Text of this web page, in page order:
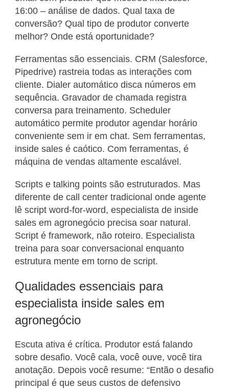
16:00 – análise de dados. Qual taxa de
conversão? Qual tipo de produtor converte
melhor? Onde está oportunidade?
Ferramentas são essenciais. CRM (Salesforce,
Pipedrive) rastreia todas as interações com
cliente. Dialer automático disca números em
sequência. Gravador de chamada registra
conversa para treinamento. Scheduler
automático permite produtor agendar horário
conveniente sem ir em chat. Sem ferramentas,
inside sales é caótico. Com ferramentas, é
máquina de vendas altamente escalável.
Scripts e talking points são estruturados. Mas
diferente de call center tradicional onde agente
lê script word-for-word, especialista de inside
sales em agronegócio precisa soar natural.
Script é framework, não roteiro. Especialista
treina para soar conversacional enquanto
estrutura mente em torno de script.
Qualidades essenciais para
especialista inside sales em
agronegócio
Escuta ativa é crítica. Produtor está falando
sobre desafio. Você cala, você ouve, você tira
anotação. Depois você resume: “Então o desafio
principal é que seus custos de defensivo